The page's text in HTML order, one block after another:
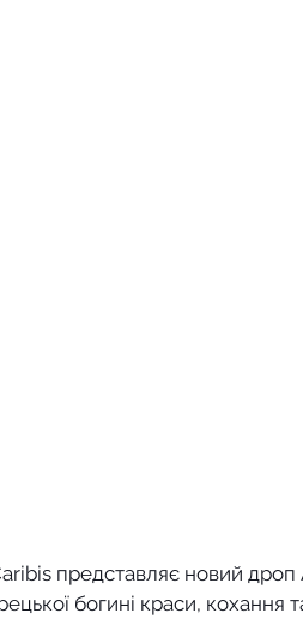
представляє новий
богині краси, кохання